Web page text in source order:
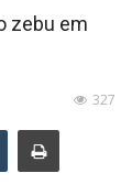
zebu em
327